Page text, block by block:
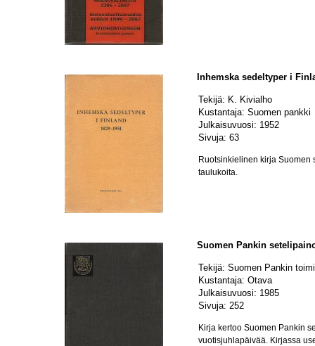
Inhemska sedeltyper i
Tekijä: K. Kivialho
Kustantaja: Suomen pankki
Julkaisuvuosi: 1952
Sivuja: 63
Ruotsinkielinen kirja Suomen
taulukoita.
Suomen Pankin
Tekijä: Suomen Pankin
Kustantaja: Otava
Julkaisuvuosi: 1985
Sivuja: 252
Kirja kertoo Suomen Pankin
vuotisjuhlapäivää. Kirjassa